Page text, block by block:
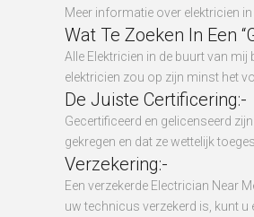
Meer informatie over elektricien
Wat Te Zoeken In Een
Alle Elektricien in de buurt van
elektricien zou op zijn minst het
De Juiste Certificering:-
Gecertificeerd en gelicenseerd
gekregen en dat ze wettelijk
Verzekering:-
Een verzekerde Electrician Near
uw technicus verzekerd is, kunt u